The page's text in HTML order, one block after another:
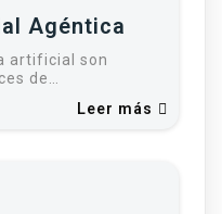
Agéntica
artificial son
de…
Leer más